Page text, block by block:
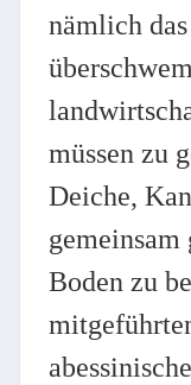
nämlich
müssen zu
Deiche,
gemeinsam
Boden zu